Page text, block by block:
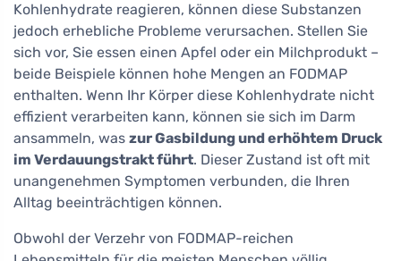
Kohlenhydrate reagieren, können diese Substanzen
jedoch erhebliche Probleme verursachen. Stellen Sie
sich vor, Sie essen einen Apfel oder ein Milchprodukt –
beide Beispiele können hohe Mengen an FODMAP
enthalten. Wenn Ihr Körper diese Kohlenhydrate nicht
effizient verarbeiten kann, können sie sich im Darm
ansammeln, was zur Gasbildung und erhöhtem Druck
im Verdauungstrakt führt. Dieser Zustand ist oft mit
unangenehmen Symptomen verbunden, die Ihren
Alltag beeinträchtigen können.
Obwohl der Verzehr von FODMAP-reichen